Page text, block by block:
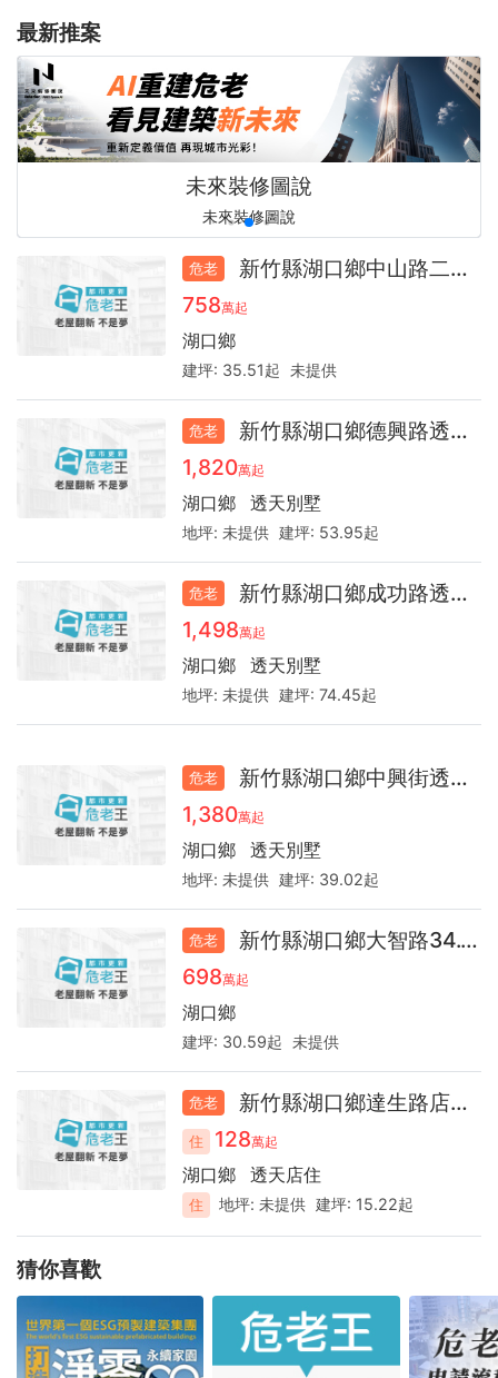
最新推案
老屋翻新不是夢
讓家重新發光發熱！
idshow
好宅秀居家設計平台
全台最強更新之聲，預言你的房產下一步！
都市更新危老王
未來裝修圖說
未來裝修圖說
台南市都市更新學會
危老重建
心旅空間設計
老屋翻新、室內設計免費諮詢
老屋翻新不是夢
讓家重新發光發熱！
idshow
好宅秀居家設計平台
危老
新竹縣湖口鄉中山路二段30.0
758萬起
湖口鄉
建坪: 35.51起 未提供
危老
新竹縣湖口鄉德興路透天32.7
1,820萬起
湖口鄉 透天別墅
地坪:未提供 建坪: 53.95起
危老
新竹縣湖口鄉成功路透天35.9
1,498萬起
湖口鄉 透天別墅
地坪:未提供 建坪:74.45起
危老
新竹縣湖口鄉中興街透天45.0
1,380萬起
湖口鄉 透天別墅
地坪:未提供 建坪: 39.02起
危老
新竹縣湖口鄉大智路34.0
698萬起
湖口鄉
建坪: 30.59起 未提供
危老 新竹縣湖口鄉達生路店面45.0
住 128萬起
湖口鄉 透天店住
住 地坪:未提供 建坪: 15.22起
猜你喜歡